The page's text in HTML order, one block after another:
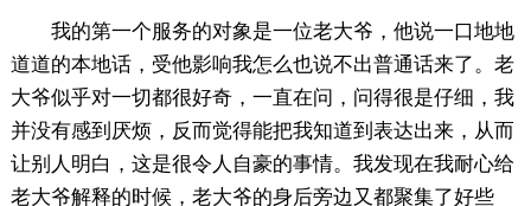
我的第一个服务的对象是一位老大爷，他说一口地地
道道的本地话，受他影响我怎么也说不出普通话来了。老
大爷似乎对一切都很好奇，一直在问，问得很是仔细，我
并没有感到厌烦，反而觉得能把我知道到表达出来，从而
让别人明白，这是很令人自豪的事情。我发现在我耐心给
老大爷解释的时候，老大爷的身后旁边又都聚集了好些